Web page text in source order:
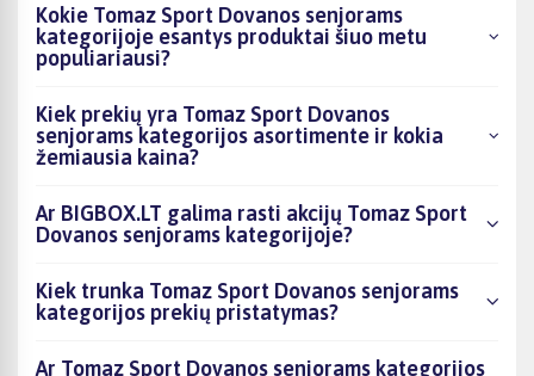
Kokie Tomaz Sport Dovanos senjorams
kategorijoje esantys produktai šiuo metu
populiariausi?
Kiek prekių yra Tomaz Sport Dovanos
senjorams kategorijos asortimente ir kokia
žemiausia kaina?
Ar BIGBOX.LT galima rasti akcijų Tomaz Sport
Dovanos senjorams kategorijoje?
Kiek trunka Tomaz Sport Dovanos senjorams
kategorijos prekių pristatymas?
Ar Tomaz Sport Dovanos senjorams kategorijos